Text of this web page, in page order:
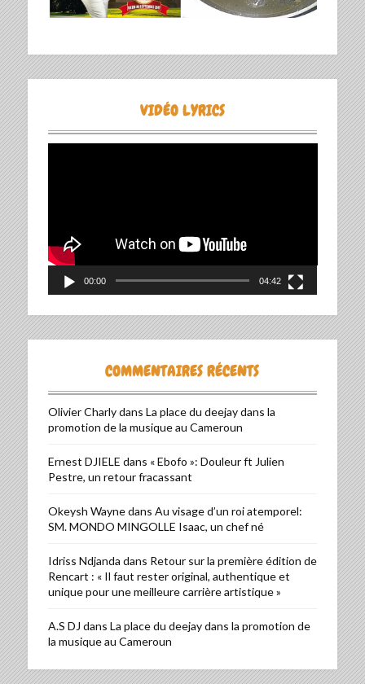
VIDÉO LYRICS
00:00 04:42
COMMENTAIRES RÉCENTS
Olivier Charlydans La place du deejay dans la
promotion de la musique au Cameroun
Ernest DJIELE dans « Ebofo »: Douleur ft Julien
Pestre, un retour fracassant
Okeysh Waynedans Au visage d’un roi atemporel:
SM. MONDO MINGOLLE Isaac, un chef né
Idriss Ndjanda dans Retour sur la première édition de
Rencart : « Il faut rester original, authentique et
unique pour une meilleure carrière artistique »
A.S DJ dans La place du deejay dans la promotion de
la musique au Cameroun